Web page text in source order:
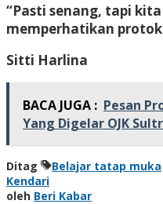
“Pasti senang, tapi
memperhatikan
Sitti Harlina
BACA JUGA : Pesan
Yang Digelar OJK
Ditag Belajar tatap muka
Kendari
oleh Beri Kabar